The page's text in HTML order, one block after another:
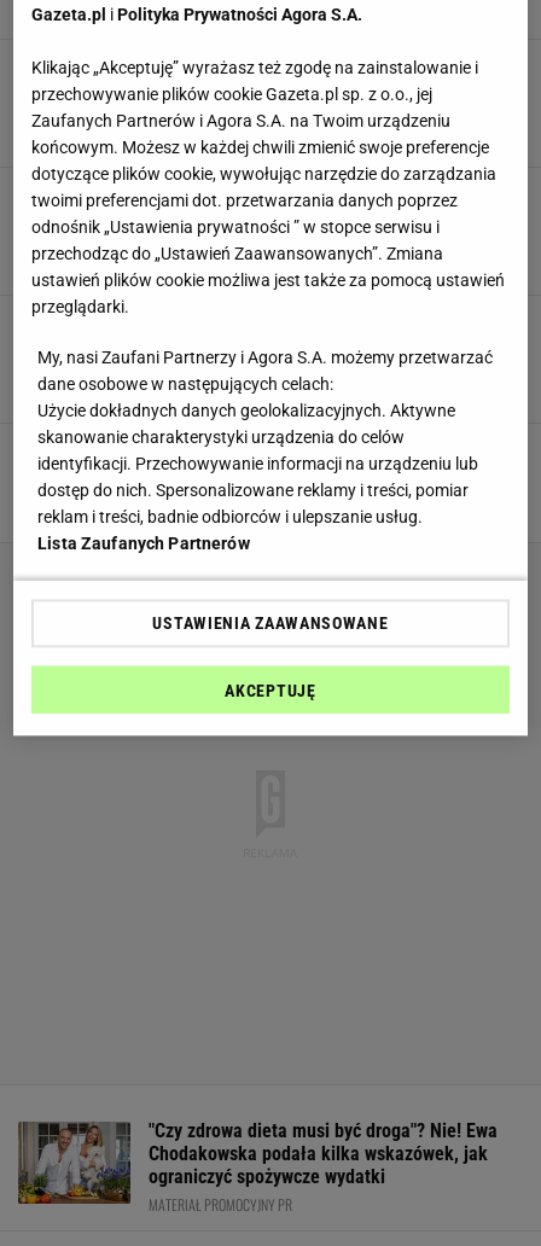
MATERIAŁ PROMOCYJNY PR
Hilary Swank pokazała trening z kettlebells.
Proste ćwiczenie? Do wykonania tej pozycji
trzeba mieć dużo siły
MATERIAŁ PROMOCYJNY PR
Ewa Chodakowska przypomina o właściwej
regeneracji: Bez regularnego ładowania baterii
daleko nie zajedziesz
MATERIAŁ PROMOCYJNY PR
Cztery aromatyczne przepisy do wypróbowania
od zaraz
MATERIAŁ PROMOCYJNY PR
Kaley Cuoco tawia na ostry trening. Rzuty piłką
i sprint na bieżni to dopiero początek!
MATERIAŁ PROMOCYJNY PR
"Czy zdrowa dieta musi być droga"? Nie! Ewa
Chodakowska podała kilka wskazówek, jak
ograniczyć spożywcze wydatki
MATERIAŁ PROMOCYJNY PR
Gazeta.pl iPolityka Prywatności Agora S.A.
Klikając „Akceptuję” wyrażasz też zgodę na zainstalowanie i
przechowywanie plików cookie Gazeta.pl sp. z o.o., jej
Zaufanych Partnerów i Agora S.A. na Twoim urządzeniu
końcowym. Możesz w każdej chwili zmienić swoje preferencje
dotyczące plików cookie, wywołując narzędzie do zarządzania
twoimi preferencjami dot. przetwarzania danych poprzez
odnośnik „Ustawienia prywatności ” w stopce serwisu i
przechodząc do „Ustawień Zaawansowanych”. Zmiana
ustawień plików cookie możliwa jest także za pomocą ustawień
przeglądarki.
My, nasi Zaufani Partnerzy i Agora S.A. możemy przetwarzać
dane osobowe w następujących celach:
Użycie dokładnych danych geolokalizacyjnych. Aktywne
skanowanie charakterystyki urządzenia do celów
identyfikacji. Przechowywanie informacji na urządzeniu lub
dostęp do nich. Spersonalizowane reklamy i treści, pomiar
reklam i treści, badnie odbiorców i ulepszanie usług.
Lista Zaufanych Partnerów
USTAWIENIA ZAAWANSOWANE
AKCEPTUJĘ